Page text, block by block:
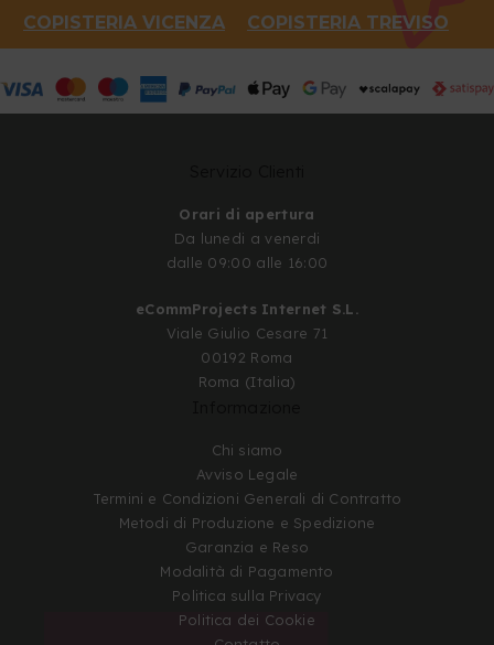
COPISTERIA VICENZA
COPISTERIA TREVISO
Orari di apertura
Da lunedi a venerdi
dalle 09:00 alle 16:00
eCommProjects Internet S.L.
Viale Giulio Cesare 71
00192 Roma
Roma (Italia)
Chi siamo
Avviso Legale
Termini e Condizioni Generali di Contratto
Metodi di Produzione e Spedizione
Garanzia e Reso
Modalità di Pagamento
Politica sulla Privacy
Politica dei Cookie